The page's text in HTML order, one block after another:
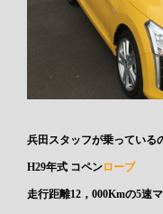
兵田スタッフが乗っている
H29年式 コペンローブ
走行距離12，000Kmの5速